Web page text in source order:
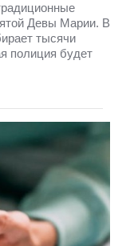
Девы Марии. В
тысячи
полиция будет